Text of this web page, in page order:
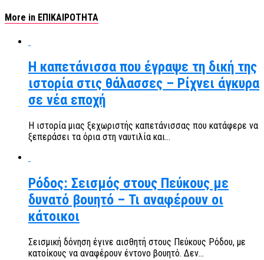
More in ΕΠΙΚΑΙΡΟΤΗΤΑ
Η καπετάνισσα που έγραψε τη δική της
ιστορία στις θάλασσες – Ρίχνει άγκυρα
σε νέα εποχή
Η ιστορία μιας ξεχωριστής καπετάνισσας που κατάφερε να
ξεπεράσει τα όρια στη ναυτιλία και...
Ρόδος: Σεισμός στους Πεύκους με
δυνατό βουητό – Τι αναφέρουν οι
κάτοικοι
Σεισμική δόνηση έγινε αισθητή στους Πεύκους Ρόδου, με
κατοίκους να αναφέρουν έντονο βουητό. Δεν...